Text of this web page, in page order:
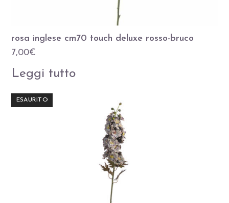
rosa inglese cm70 touch deluxe rosso-bruco
7,00€
Leggi tutto
ESAURITO